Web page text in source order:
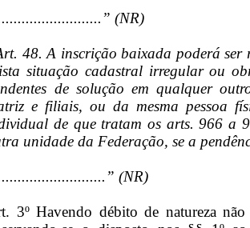
(NR)
48. A inscrição baixada poderá ser
situação cadastral irregular ou
de solução em qualquer
e filiais, ou da mesma pessoa
de que tratam os arts. 966 a
unidade da Federação, se a
(NR)
3º Havendo débito de natureza